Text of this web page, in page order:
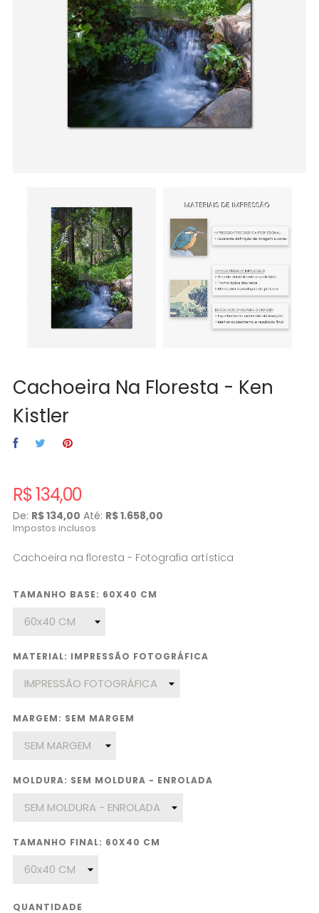
Cachoeira Na Floresta - Ken
Kistler
R$ 134,00
De: R$ 134,00 Até: R$ 1.658,00
Impostos inclusos
Cachoeira na floresta - Fotografia artística
TAMANHO BASE: 60X40 CM
MATERIAL: IMPRESSÃO FOTOGRÁFICA
MARGEM: SEM MARGEM
MOLDURA: SEM MOLDURA - ENROLADA
TAMANHO FINAL: 60X40 CM
QUANTIDADE